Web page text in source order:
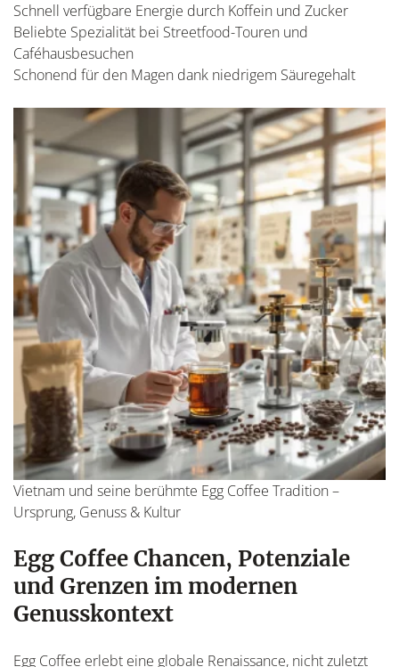
Schnell verfügbare Energie durch Koffein und Zucker
Beliebte Spezialität bei Streetfood-Touren und
Caféhausbesuchen
Schonend für den Magen dank niedrigem Säuregehalt
Vietnam und seine berühmte Egg Coffee Tradition –
Ursprung, Genuss & Kultur
Egg Coffee Chancen, Potenziale
und Grenzen im modernen
Genusskontext
Egg Coffee erlebt eine globale Renaissance, nicht zuletzt